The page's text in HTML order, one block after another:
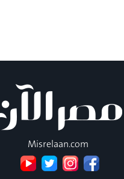
Misrelaan.com